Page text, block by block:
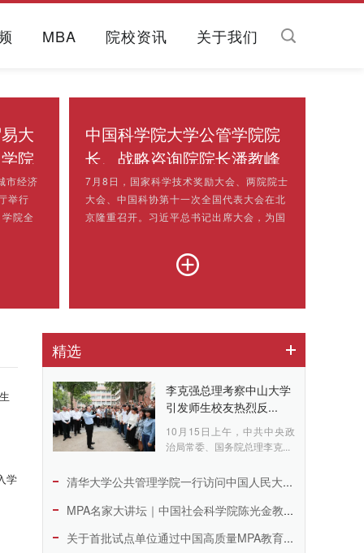
MBA 院校资讯 关于我们
大
院
学位
市经济
举行
院全
毕业离
中国科学院大学公管学院院
长、战略咨询院院长潘教峰
接受《焦点访谈》采访 谈向
着科技强国目标坚定迈进
7月8日，国家科学技术奖励大会、两院院士
大会、中国科协第十一次全国代表大会在北
京隆重召开。习近平总书记出席大会，为国
讲话。他充分肯定近年来我国科技事业取得
的重大成就，深刻分析科技发展面临的形
加快实现高水平科技自立自强提供科学指
学
精选
李克强总理考察中山大学
引发师生校友热烈反...
10月15日上午，中共中央政
治局常委、国务院总理李克...
清华大学公共管理学院一行访问中国人民大学公共管理学院
MPA名家大讲坛｜中国社会科学院陈光金教授：当前我国社会领域...
关于首批试点单位通过中国高质量MPA教育认证（CAMPA）的...